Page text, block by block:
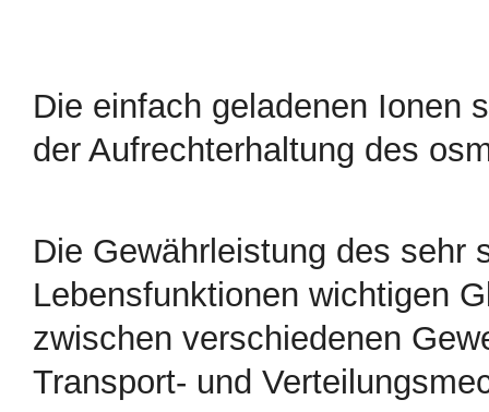
Die einfach geladenen Ionen
der Aufrechterhaltung des
Die Gewährleistung des sehr
Lebensfunktionen wichtigen
zwischen verschiedenen
Transport- und